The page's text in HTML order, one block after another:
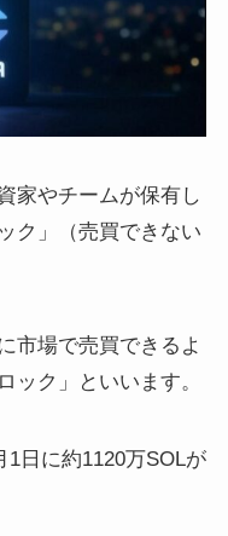
家やチームが保有し
ク」（売買できない
市場で売買できるよ
ック」といいます。
1日に約1120万SOLが